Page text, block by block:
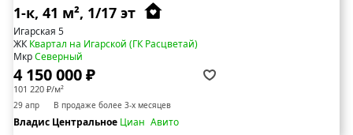
1-к, 41 м², 1/17 эт
Игарская 5
ЖККвартал на Игарской (ГК Расцветай)
МкрСеверный
4 150 000 ₽
101 220 ₽/м²
29 апр В продаже более 3-х месяцев
Владис Центральное Циан Авито